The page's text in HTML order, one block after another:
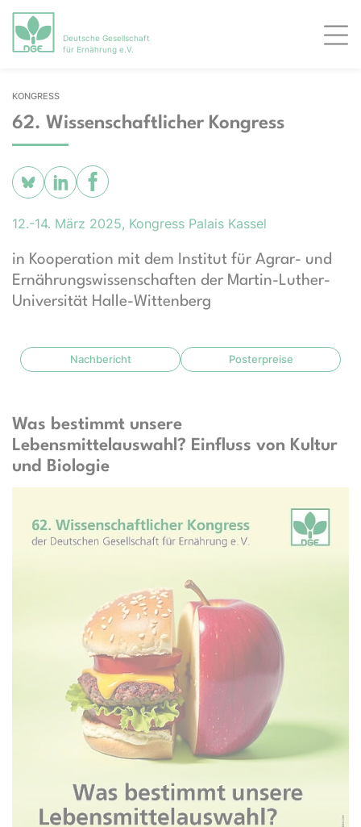
Deutsche Gesellschaft
für Ernährung e.V.
KONGRESS
62. Wissen­schaft­lich­er Kon­gress
12.-14. März 2025, Kongress Palais Kassel
in Kooperation mit dem Institut für Agrar- und
Ernährungswissenschaften der Martin-Luther-
Universität Halle-Wittenberg
Nachbericht Posterpreise
Was bestimmt unsere
Lebensmittelauswahl? Einfluss von Kultur
und Biologie